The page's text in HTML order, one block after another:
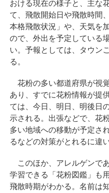
おける現在の様子と、主な
て、飛散開始日や飛散時間
本格飛散状況」や、天気を
ので、外出を予定している
い。予報としては、タウン
る。
花粉の多い都道府県が視
あり、すでに花粉情報が提
ては、今日、明日、明後日
示される。出張などで、花
多い地域への移動が予定さ
るなどの対策がとれるに違い
このほか、アレルゲンで
学習できる「花粉図鑑」も
飛散時期がわかる。名前は